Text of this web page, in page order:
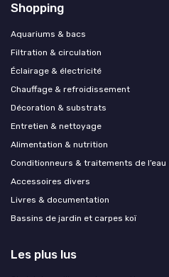
Shopping
Aquariums & bacs
Filtration & circulation
Éclairage & électricité
Chauffage & refroidissement
Décoration & substrats
Entretien & nettoyage
Alimentation & nutrition
Conditionneurs & traitements de l’eau
Accessoires divers
Livres & documentation
Bassins de jardin et carpes koï
Les plus lus